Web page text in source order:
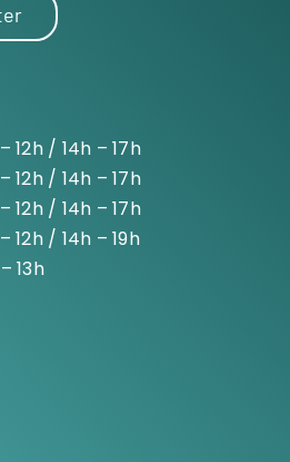
12h / 14h – 17h
12h / 14h – 17h
12h / 14h – 17h
12h / 14h – 19h
13h